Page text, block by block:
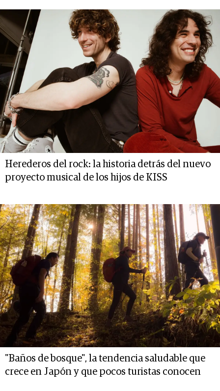
Herederos del rock: la historia detrás del nuevo
proyecto musical de los hijos de KISS
"Baños de bosque", la tendencia saludable que
crece en Japón y que pocos turistas conocen